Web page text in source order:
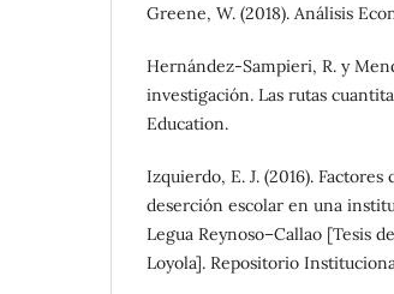
Greene, W. (2018). Análisis
Hernández-Sampieri, R. y
investigación. Las rutas
Education.
Izquierdo, E. J. (2016).
deserción escolar en una
Legua Reynoso–Callao [Tesis
Loyola]. Repositorio